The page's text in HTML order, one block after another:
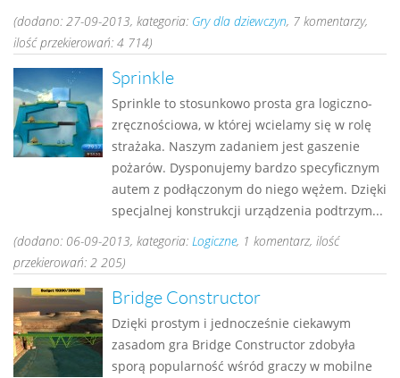
(dodano: 27-09-2013, kategoria: Gry dla dziewczyn, 7 komentarzy,
ilość przekierowań: 4 714)
Sprinkle
Sprinkle to stosunkowo prosta gra logiczno-
zręcznościowa, w której wcielamy się w rolę
strażaka. Naszym zadaniem jest gaszenie
pożarów. Dysponujemy bardzo specyficznym
autem z podłączonym do niego wężem. Dzięki
specjalnej konstrukcji urządzenia podtrzym...
(dodano: 06-09-2013, kategoria: Logiczne, 1 komentarz, ilość
przekierowań: 2 205)
Bridge Constructor
Dzięki prostym i jednocześnie ciekawym
zasadom gra Bridge Constructor zdobyła
sporą popularność wśród graczy w mobilne